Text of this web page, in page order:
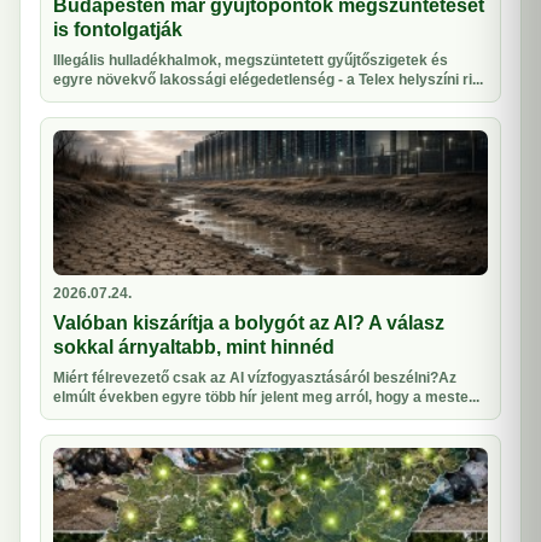
Budapesten már gyűjtőpontok megszüntetését
is fontolgatják
Illegális hulladékhalmok, megszüntetett gyűjtőszigetek és
egyre növekvő lakossági elégedetlenség - a Telex helyszíni ri...
2026.07.24.
Valóban kiszárítja a bolygót az AI? A válasz
sokkal árnyaltabb, mint hinnéd
Miért félrevezető csak az AI vízfogyasztásáról beszélni?Az
elmúlt években egyre több hír jelent meg arról, hogy a meste...